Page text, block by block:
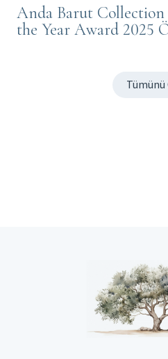
Anda Barut
the Year Award 2025
Tümünü